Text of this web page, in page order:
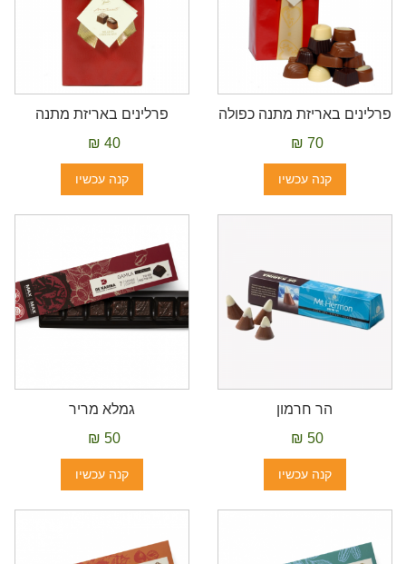
פרלינים באריזת מתנה כפולה
70 ₪
קנה עכשיו
פרלינים באריזת מתנה
40 ₪
קנה עכשיו
הר חרמון
50 ₪
קנה עכשיו
גמלא מריר
50 ₪
קנה עכשיו